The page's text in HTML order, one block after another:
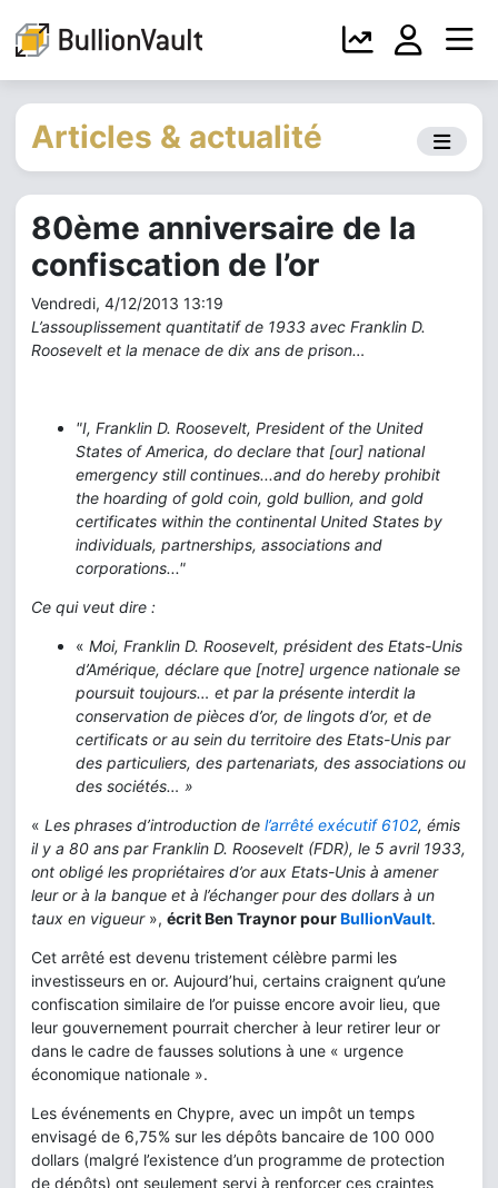
Articles & actualité
80ème anniversaire de la
confiscation de l’or
Vendredi, 4/12/2013 13:19
L’assouplissement quantitatif de 1933 avec Franklin D.
Roosevelt et la menace de dix ans de prison…
"I, Franklin D. Roosevelt, President of the United
States of America, do declare that [our] national
emergency still continues...and do hereby prohibit
the hoarding of gold coin, gold bullion, and gold
certificates within the continental United States by
individuals, partnerships, associations and
corporations..."
Ce qui veut dire :
« Moi, Franklin D. Roosevelt, président des Etats-Unis
d’Amérique, déclare que [notre] urgence nationale se
poursuit toujours… et par la présente interdit la
conservation de pièces d’or, de lingots d’or, et de
certificats or au sein du territoire des Etats-Unis par
des particuliers, des partenariats, des associations ou
des sociétés… »
« Les phrases d’introduction de l’arrêté exécutif 6102, émis
il y a 80 ans parFranklin D. Roosevelt (FDR), le 5 avril 1933,
ont obligé les propriétaires d’or aux Etats-Unis à amener
leur or à la banque et à l’échanger pour des dollars à un
taux en vigueur», écrit Ben Traynor pourBullionVault.
Cet arrêté est devenu tristement célèbre parmi les
investisseurs en or. Aujourd’hui, certains craignent qu’une
confiscation similaire de l’or puisse encore avoir lieu, que
leur gouvernement pourrait chercher à leur retirer leur or
dans le cadre de fausses solutions à une « urgence
économique nationale ».
Les événements en Chypre, avec un impôt un temps
envisagé de 6,75% sur les dépôts bancaire de 100 000
dollars (malgré l’existence d’un programme de protection
de dépôts) ont seulement servi à renforcer ces craintes